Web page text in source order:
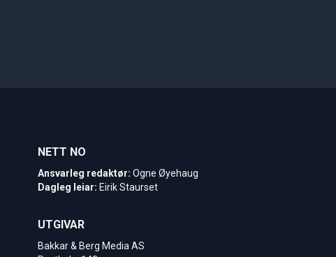
NETT NO
Ansvarleg redaktør: Ogne Øyehaug
Dagleg leiar: Eirik Staurset
UTGIVAR
Bakkar & Berg Media AS